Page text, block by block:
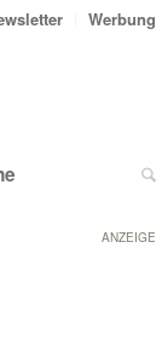
Werbung
ANZEIGE